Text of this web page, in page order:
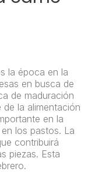
la época en la
en busca de
de maduración
la alimentación
en la
los pastos. La
contribuirá
piezas. Esta